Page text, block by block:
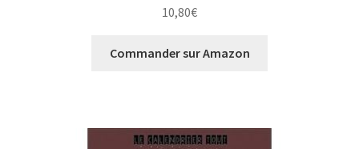
10,80€
Commander sur Amazon